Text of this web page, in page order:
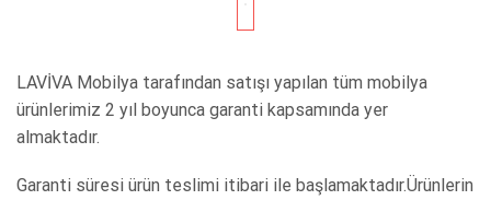
LAVİVA Mobilya tarafından satışı yapılan tüm mobilya
ürünlerimiz 2 yıl boyunca garanti kapsamında yer
almaktadır.
Garanti süresi ürün teslimi itibari ile başlamaktadır.Ürünlerin